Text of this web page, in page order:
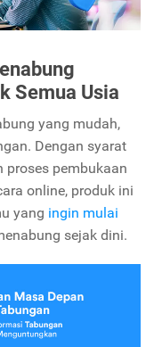
Semua Usia
yang mudah,
Dengan syarat
proses pembukaan
online, produk ini
yang ingin mulai
sejak dini.